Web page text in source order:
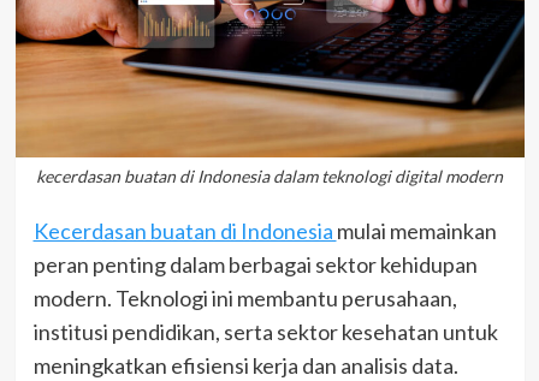
kecerdasan buatan di Indonesia dalam teknologi digital modern
Kecerdasan buatan di Indonesia mulai memainkan
peran penting dalam berbagai sektor kehidupan
modern. Teknologi ini membantu perusahaan,
institusi pendidikan, serta sektor kesehatan untuk
meningkatkan efisiensi kerja dan analisis data.